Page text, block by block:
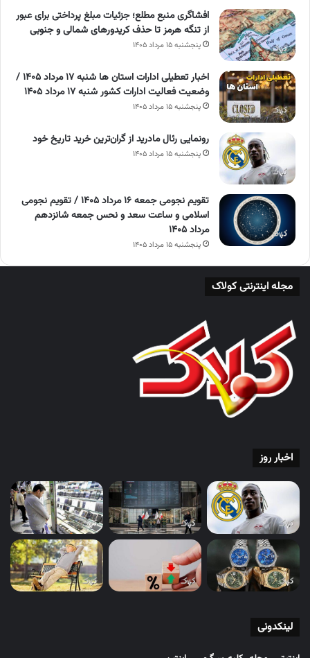
افشاگری منبع مطلع؛ جزئیات مبلغ پرداختی برای عبور
از تنگه هرمز تا حذف کریدورهای شمالی و جنوبی
پنجشنبه ۱۵ مرداد ۱۴۰۵
اخبار تعطیلی ادارات استان ها شنبه ۱۷ مرداد ۱۴۰۵ /
وضعیت فعالیت ادارات کشور شنبه ۱۷ مرداد ۱۴۰۵
پنجشنبه ۱۵ مرداد ۱۴۰۵
رونمایی رئال مادرید از گران‌ترین خرید تاریخ خود
پنجشنبه ۱۵ مرداد ۱۴۰۵
تقویم نجومی جمعه ۱۶ مرداد ۱۴۰۵ / تقویم نجومی
اسلامی و ساعت سعد و نحس جمعه شانزدهم
مرداد ۱۴۰۵
پنجشنبه ۱۵ مرداد ۱۴۰۵
مجله اینترنتی کولاک
اخبار روز
لینکدونی